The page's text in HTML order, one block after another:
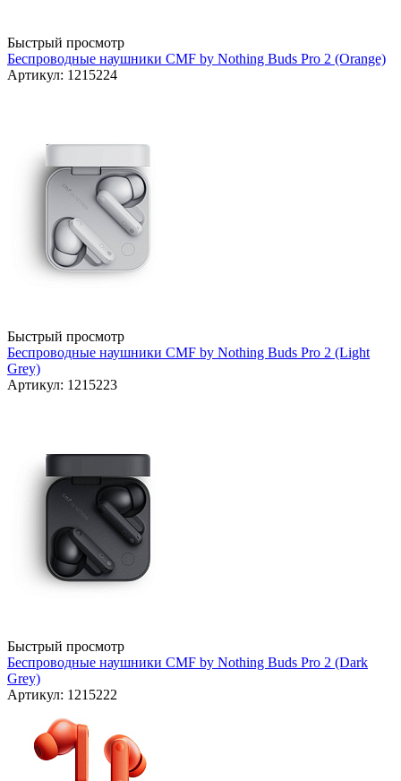
Быстрый просмотр
Беспроводные наушники CMF by Nothing Buds Pro 2 (Orange)
Артикул: 1215224
Быстрый просмотр
Беспроводные наушники CMF by Nothing Buds Pro 2 (Light
Grey)
Артикул: 1215223
Быстрый просмотр
Беспроводные наушники CMF by Nothing Buds Pro 2 (Dark
Grey)
Артикул: 1215222